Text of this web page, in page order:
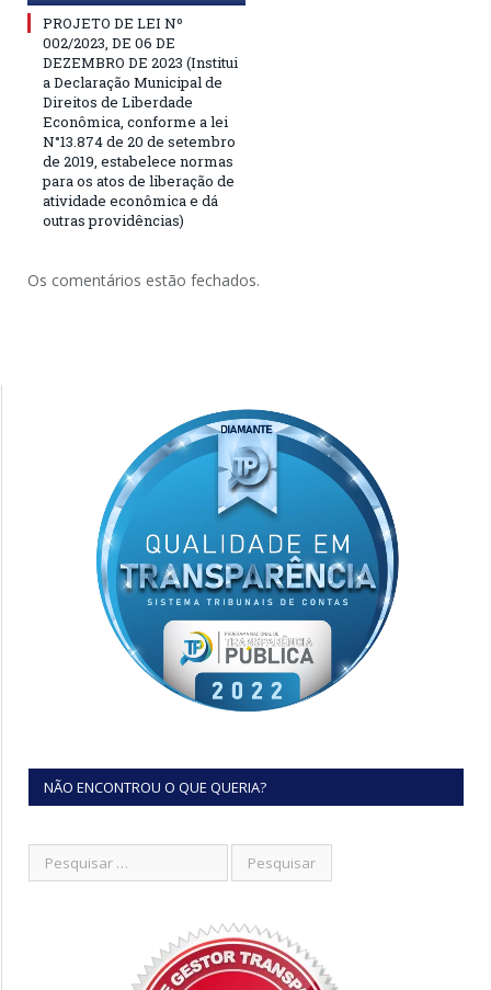
PROJETO DE LEI Nº
002/2023, DE 06 DE
DEZEMBRO DE 2023 (Institui
a Declaração Municipal de
Direitos de Liberdade
Econômica, conforme a lei
N°13.874 de 20 de setembro
de 2019, estabelece normas
para os atos de liberação de
atividade econômica e dá
outras providências)
Os comentários estão fechados.
NÃO ENCONTROU O QUE QUERIA?